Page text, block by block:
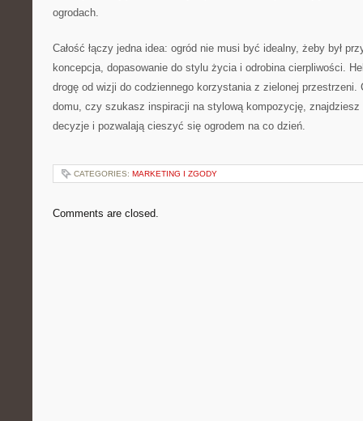
ogrodach.
Całość łączy jedna idea: ogród nie musi być idealny, żeby był
koncepcja, dopasowanie do stylu życia i odrobina cierpliwości.
drogę od wizji do codziennego korzystania z zielonej przestrzeni.
domu, czy szukasz inspiracji na stylową kompozycję, znajdziesz
decyzje i pozwalają cieszyć się ogrodem na co dzień.
CATEGORIES: MARKETING I ZGODY
Comments are closed.